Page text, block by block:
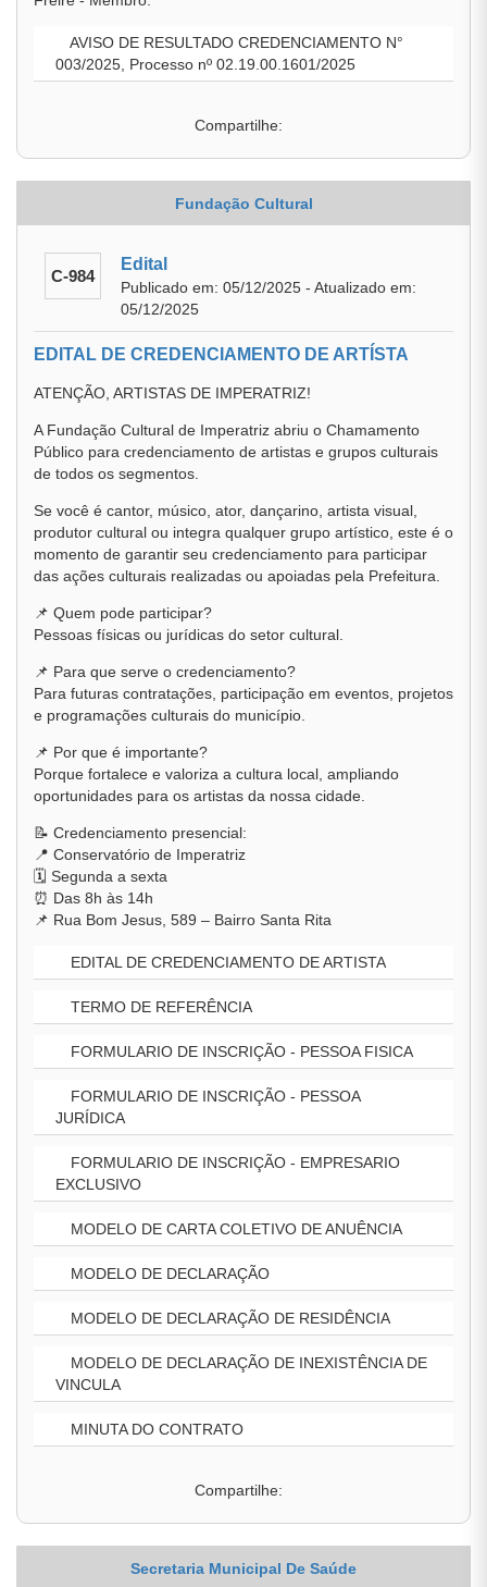
AVISO DE RESULTADO CREDENCIAMENTO N°
003/2025, Processo nº 02.19.00.1601/2025
Compartilhe:
Fundação Cultural
C-984
Edital
Publicado em: 05/12/2025 - Atualizado em:
05/12/2025
EDITAL DE CREDENCIAMENTO DE ARTÍSTA
ATENÇÃO, ARTISTAS DE IMPERATRIZ!
A Fundação Cultural de Imperatriz abriu o Chamamento
Público para credenciamento de artistas e grupos culturais
de todos os segmentos.
Se você é cantor, músico, ator, dançarino, artista visual,
produtor cultural ou integra qualquer grupo artístico, este é o
momento de garantir seu credenciamento para participar
das ações culturais realizadas ou apoiadas pela Prefeitura.
📌 Quem pode participar?
Pessoas físicas ou jurídicas do setor cultural.
📌 Para que serve o credenciamento?
Para futuras contratações, participação em eventos, projetos
e programações culturais do município.
📌 Por que é importante?
Porque fortalece e valoriza a cultura local, ampliando
oportunidades para os artistas da nossa cidade.
📝 Credenciamento presencial:
📍 Conservatório de Imperatriz
🗓️ Segunda a sexta
⏰ Das 8h às 14h
📌 Rua Bom Jesus, 589 – Bairro Santa Rita
EDITAL DE CREDENCIAMENTO DE ARTISTA
TERMO DE REFERÊNCIA
FORMULARIO DE INSCRIÇÃO - PESSOA FISICA
FORMULARIO DE INSCRIÇÃO - PESSOA
JURÍDICA
FORMULARIO DE INSCRIÇÃO - EMPRESARIO
EXCLUSIVO
MODELO DE CARTA COLETIVO DE ANUÊNCIA
MODELO DE DECLARAÇÃO
MODELO DE DECLARAÇÃO DE RESIDÊNCIA
MODELO DE DECLARAÇÃO DE INEXISTÊNCIA DE
VINCULA
MINUTA DO CONTRATO
Compartilhe:
Secretaria Municipal De Saúde